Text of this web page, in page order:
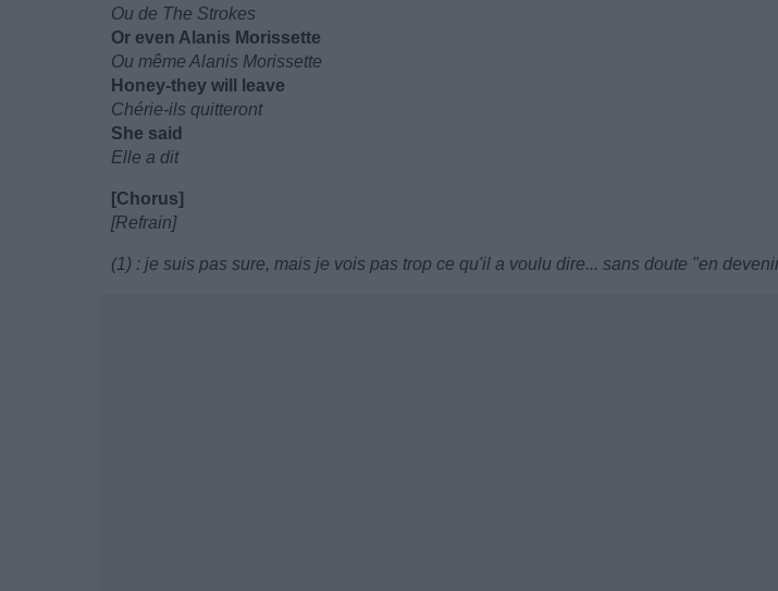
Ou de The Strokes
Or even Alanis Morissette
Ou même Alanis Morissette
Honey-they will leave
Chérie-ils quitteront
She said
Elle a dit
[Chorus]
[Refrain]
(1) : je suis pas sure, mais je vois pas trop ce qu'il a voulu dire... sans doute "en